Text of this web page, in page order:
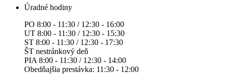
Úradné hodiny
PO 8:00 - 11:30 / 12:30 - 16:00
UT 8:00 - 11:30 / 12:30 - 15:30
ST 8:00 - 11:30 / 12:30 - 17:30
ŠT nestránkový deň
PIA 8:00 - 11:30 / 12:30 - 14:00
Obedňajšia prestávka: 11:30 - 12:00